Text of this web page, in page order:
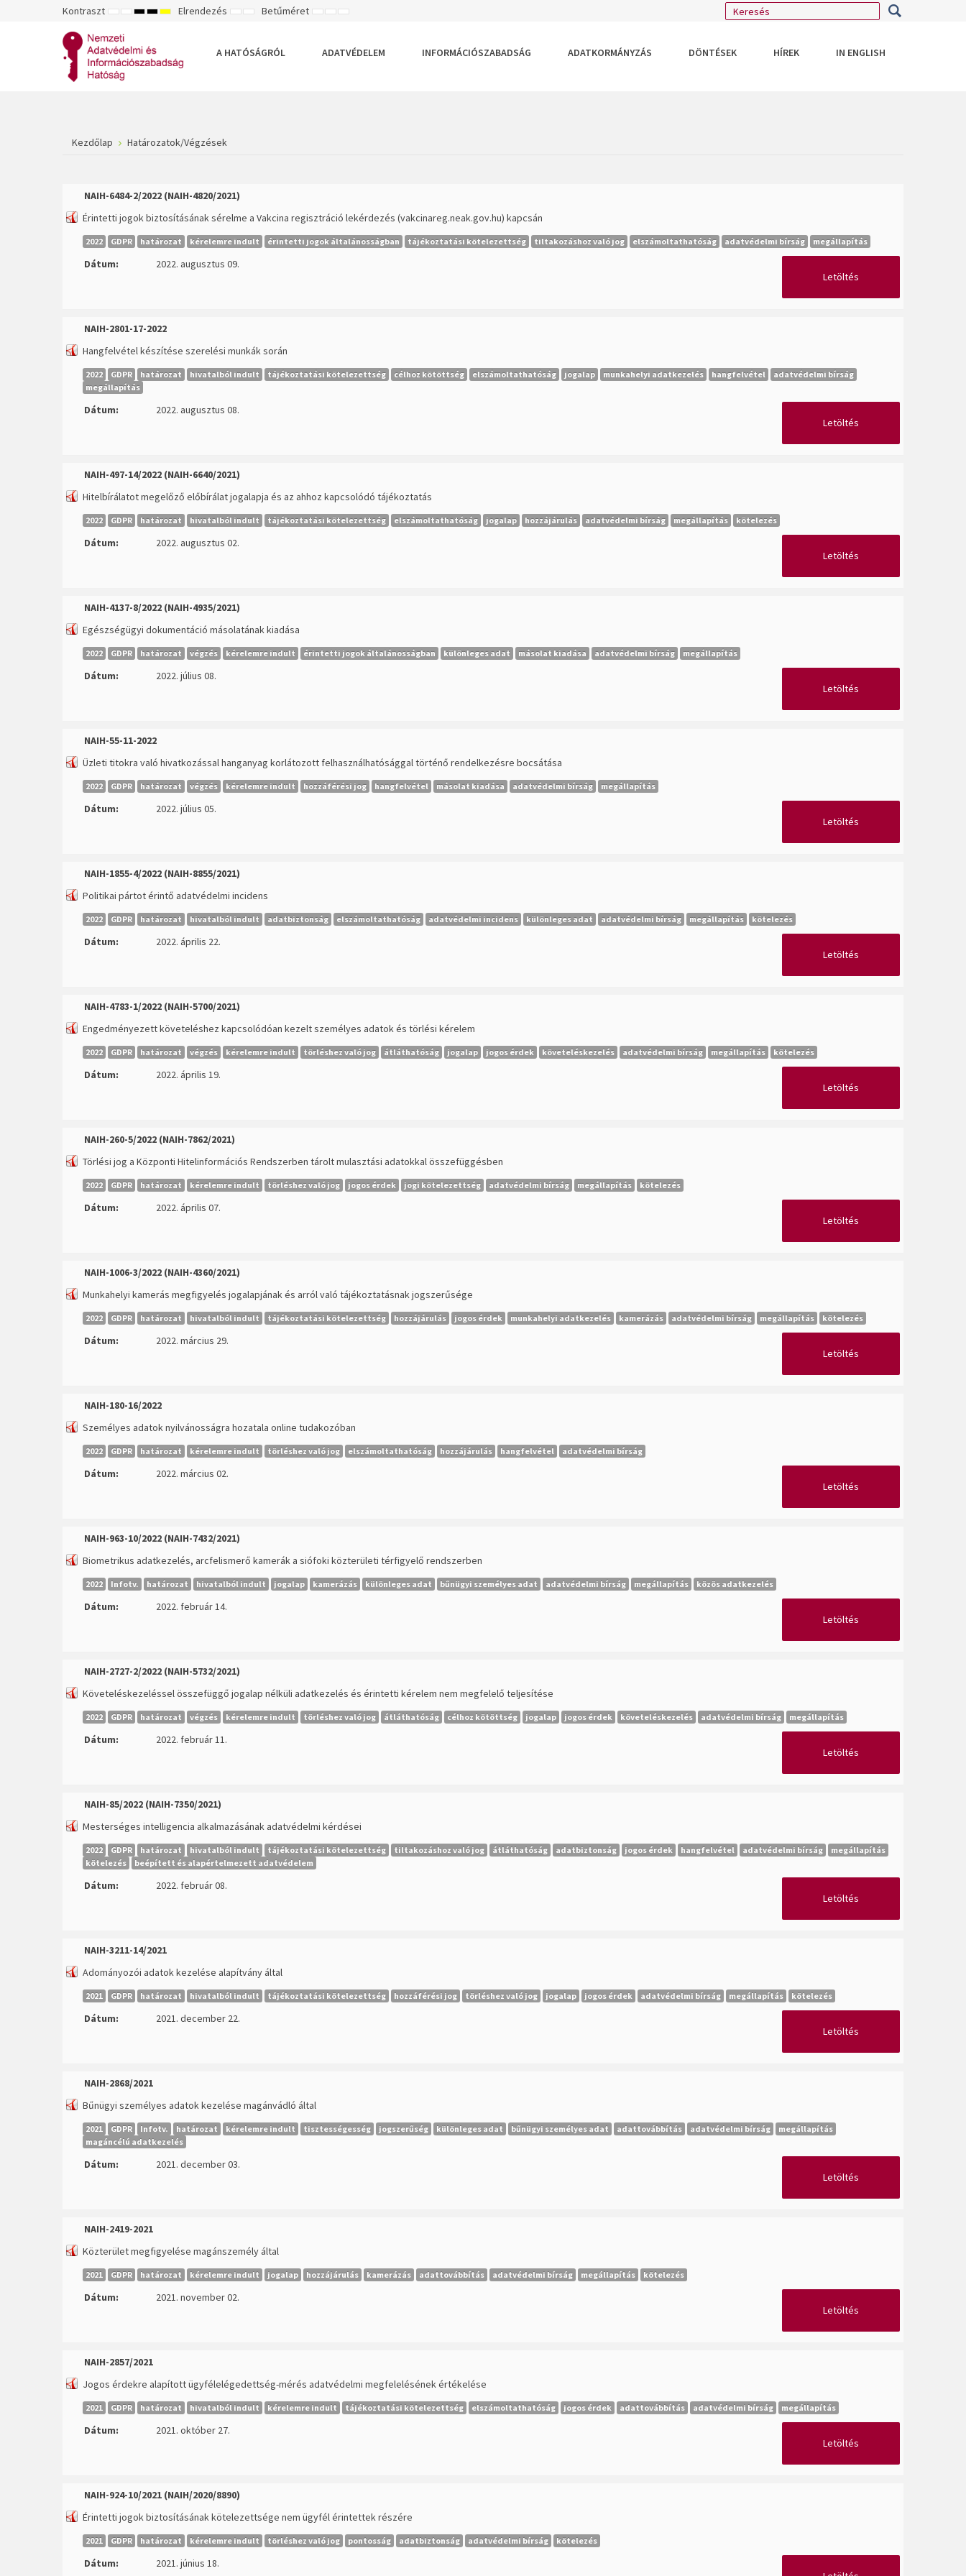
Kontraszt ALAPÉRTELMEZETT
ÉJSZAKAI
NAGY
FEHÉR
MÓD
NAGY
SÁRGA
MÓD
NAGY
MÓD
Elrendezés RÖGZÍTETT
SZÉLES
Betűméret KISEBB
ALAPÉRTELMEZETT
NAGYOBB
A HATÓSÁGRÓL
ADATVÉDELEM INFORMÁCIÓSZABADSÁG ADATKORMÁNYZÁS DÖNTÉSEK HÍREK IN ENGLISH
Kezdőlap Határozatok/Végzések
NAIH-6484-2/2022 (NAIH-4820/2021)
Érintetti jogok biztosításának sérelme a Vakcina regisztráció lekérdezés (vakcinareg.neak.gov.hu) kapcsán
2022 GDPR határozat kérelemre indult érintetti jogok általánosságban tájékoztatási kötelezettség tiltakozáshoz való jog elszámoltathatóság adatvédelmi bírság megállapítás
Dátum:
2022. augusztus 09.
Letöltés
NAIH-2801-17-2022
Hangfelvétel készítése szerelési munkák során
2022 GDPR határozat hivatalból indult tájékoztatási kötelezettség célhoz kötöttség elszámoltathatóság jogalap munkahelyi adatkezelés hangfelvétel
adatvédelmi bírság
megállapítás
Dátum:
2022. augusztus 08.
Letöltés
NAIH-497-14/2022 (NAIH-6640/2021)
Hitelbírálatot megelőző előbírálat jogalapja és az ahhoz kapcsolódó tájékoztatás
2022 GDPR határozat hivatalból indult tájékoztatási kötelezettség elszámoltathatóság jogalap hozzájárulás adatvédelmi bírság megállapítás kötelezés
Dátum:
2022. augusztus 02.
Letöltés
NAIH-4137-8/2022 (NAIH-4935/2021)
Egészségügyi dokumentáció másolatának kiadása
2022 GDPR határozat végzés kérelemre indult érintetti jogok általánosságban különleges adat másolat kiadása adatvédelmi bírság megállapítás
Dátum:
2022. július 08.
Letöltés
NAIH-55-11-2022
Üzleti titokra való hivatkozással hanganyag korlátozott felhasználhatósággal történő rendelkezésre bocsátása
2022 GDPR határozat végzés kérelemre indult hozzáférési jog hangfelvétel másolat kiadása adatvédelmi bírság megállapítás
Dátum:
2022. július 05.
Letöltés
NAIH-1855-4/2022 (NAIH-8855/2021)
Politikai pártot érintő adatvédelmi incidens
2022 GDPR határozat hivatalból indult adatbiztonság elszámoltathatóság adatvédelmi incidens különleges adat adatvédelmi bírság megállapítás kötelezés
Dátum:
2022. április 22.
Letöltés
NAIH-4783-1/2022 (NAIH-5700/2021)
Engedményezett követeléshez kapcsolódóan kezelt személyes adatok és törlési kérelem
2022 GDPR határozat végzés kérelemre indult törléshez való jog átláthatóság jogalap jogos érdek követeléskezelés adatvédelmi bírság megállapítás kötelezés
Dátum:
2022. április 19.
Letöltés
NAIH-260-5/2022 (NAIH-7862/2021)
Törlési jog a Központi Hitelinformációs Rendszerben tárolt mulasztási adatokkal összefüggésben
2022 GDPR határozat kérelemre indult törléshez való jog jogos érdek jogi kötelezettség adatvédelmi bírság megállapítás kötelezés
Dátum:
2022. április 07.
Letöltés
NAIH-1006-3/2022 (NAIH-4360/2021)
Munkahelyi kamerás megfigyelés jogalapjának és arról való tájékoztatásnak jogszerűsége
2022 GDPR határozat hivatalból indult tájékoztatási kötelezettség hozzájárulás jogos érdek munkahelyi adatkezelés kamerázás adatvédelmi bírság megállapítás kötelezés
Dátum:
2022. március 29.
Letöltés
NAIH-180-16/2022
Személyes adatok nyilvánosságra hozatala online tudakozóban
2022 GDPR határozat kérelemre indult törléshez való jog elszámoltathatóság hozzájárulás hangfelvétel adatvédelmi bírság
Dátum:
2022. március 02.
Letöltés
NAIH-963-10/2022 (NAIH-7432/2021)
Biometrikus adatkezelés, arcfelismerő kamerák a siófoki közterületi térfigyelő rendszerben
2022 Infotv. határozat hivatalból indult jogalap kamerázás különleges adat bűnügyi személyes adat adatvédelmi bírság megállapítás közös adatkezelés
Dátum:
2022. február 14.
Letöltés
NAIH-2727-2/2022 (NAIH-5732/2021)
Követeléskezeléssel összefüggő jogalap nélküli adatkezelés és érintetti kérelem nem megfelelő teljesítése
2022 GDPR határozat végzés kérelemre indult törléshez való jog átláthatóság célhoz kötöttség jogalap jogos érdek követeléskezelés adatvédelmi bírság megállapítás
Dátum:
2022. február 11.
Letöltés
NAIH-85/2022 (NAIH-7350/2021)
Mesterséges intelligencia alkalmazásának adatvédelmi kérdései
2022 GDPR határozat hivatalból indult tájékoztatási kötelezettség tiltakozáshoz való jog átláthatóság adatbiztonság jogos érdek hangfelvétel adatvédelmi bírság
megállapítás
kötelezés
beépített és alapértelmezett adatvédelem
Dátum:
2022. február 08.
Letöltés
NAIH-3211-14/2021
Adományozói adatok kezelése alapítvány által
2021 GDPR határozat hivatalból indult tájékoztatási kötelezettség hozzáférési jog törléshez való jog jogalap jogos érdek adatvédelmi bírság megállapítás kötelezés
Dátum:
2021. december 22.
Letöltés
NAIH-2868/2021
Bűnügyi személyes adatok kezelése magánvádló által
2021 GDPR Infotv. határozat kérelemre indult tisztességesség jogszerűség különleges adat bűnügyi személyes adat adattovábbítás adatvédelmi bírság
megállapítás
magáncélú adatkezelés
Dátum:
2021. december 03.
Letöltés
NAIH-2419-2021
Közterület megfigyelése magánszemély által
2021 GDPR határozat kérelemre indult jogalap hozzájárulás kamerázás adattovábbítás adatvédelmi bírság megállapítás kötelezés
Dátum:
2021. november 02.
Letöltés
NAIH-2857/2021
Jogos érdekre alapított ügyfélelégedettség-mérés adatvédelmi megfelelésének értékelése
2021 GDPR határozat hivatalból indult kérelemre indult tájékoztatási kötelezettség elszámoltathatóság jogos érdek adattovábbítás adatvédelmi bírság megállapítás
Dátum:
2021. október 27.
Letöltés
NAIH-924-10/2021 (NAIH/2020/8890)
Érintetti jogok biztosításának kötelezettsége nem ügyfél érintettek részére
2021 GDPR határozat kérelemre indult törléshez való jog pontosság adatbiztonság adatvédelmi bírság kötelezés
Dátum:
2021. június 18.